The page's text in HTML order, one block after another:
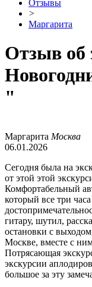
Отзывы
>
Маргарита
Отзыв об
"
Маргарита Москва
06.01.2026
Сегодня была на
от этой этой
Комфортабельный
который все три
гитару, шутил,
остановки с
Москве, вместе с
Потрясающая
экскурсии
большое за эту